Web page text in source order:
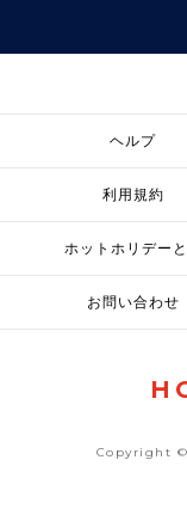
ヘルプ
利用規約
ホットホリデー
お問い合わせ
Copyright ©